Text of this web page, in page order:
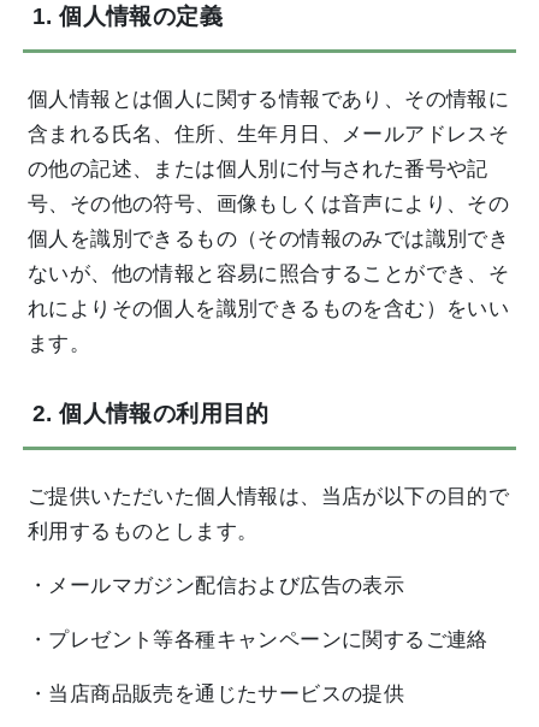
1. 個人情報の定義
個人情報とは個人に関する情報であり、その情報に
含まれる氏名、住所、生年月日、メールアドレスそ
の他の記述、または個人別に付与された番号や記
号、その他の符号、画像もしくは音声により、その
個人を識別できるもの（その情報のみでは識別でき
ないが、他の情報と容易に照合することができ、そ
れによりその個人を識別できるものを含む）をいい
ます。
2. 個人情報の利用目的
ご提供いただいた個人情報は、当店が以下の目的で
利用するものとします。
・メールマガジン配信および広告の表示
・プレゼント等各種キャンペーンに関するご連絡
・当店商品販売を通じたサービスの提供